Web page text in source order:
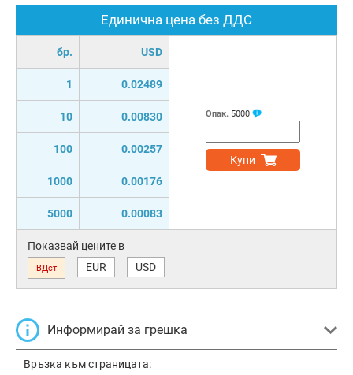
Единична цена без ДДС
бр. USD
1 0.02489
10 0.00830
100 0.00257
1000 0.00176
5000 0.00083
Опак. 5000
Купи
Показвай цените в
ВДст EUR USD
Информирай за грешка
Връзка към страницата: